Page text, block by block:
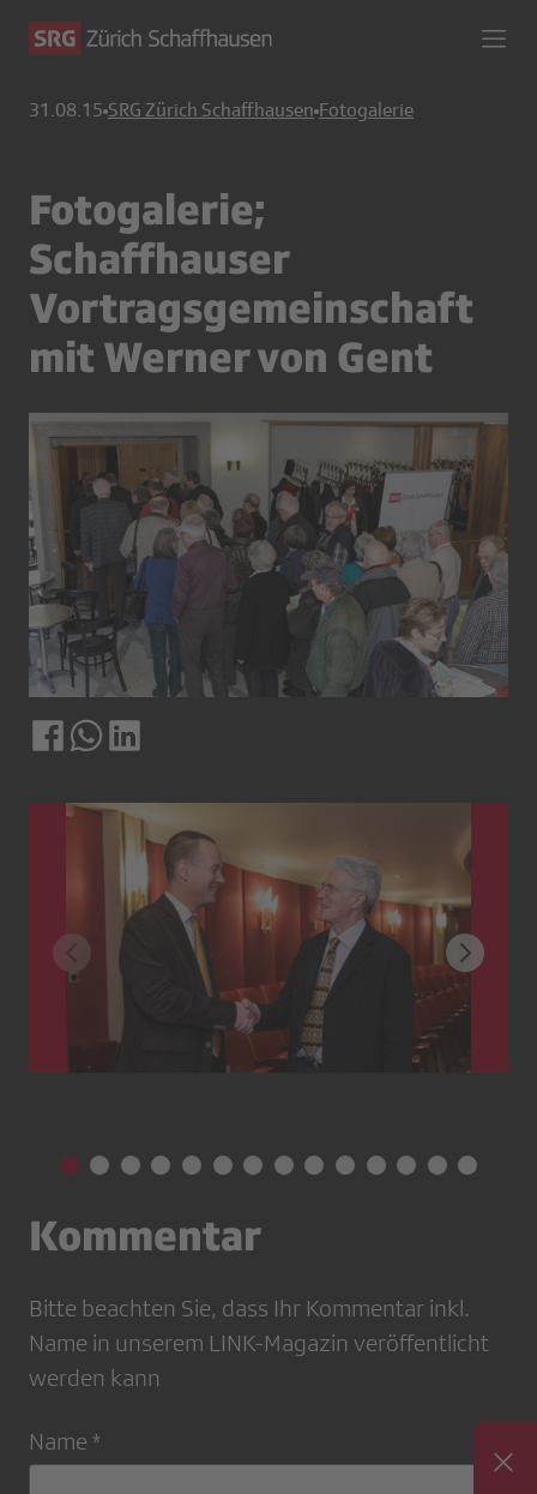
31.08.15 SRG Zürich Schaffhausen Fotogalerie
Fotogalerie;
Schaffhauser
Vortragsgemeinschaft
mit Werner von Gent
Kommentar
Bitte beachten Sie, dass Ihr Kommentar inkl.
Name in unserem LINK-Magazin veröffentlicht
werden kann
Name *